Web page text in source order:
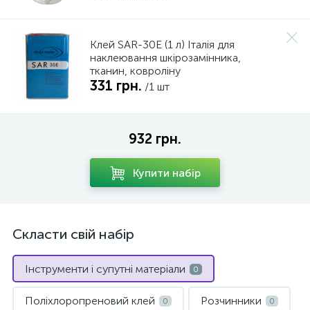
Клей SAR-30E (1 л) Італія для
наклеювання шкірозамінника,
тканин, ковроліну
331 грн. /1 шт
932 грн.
Купити набір
Скласти свій набір
Інструменти і супутні матеріали 0
Поліхлоропреновий клей 0 Розчинники 0